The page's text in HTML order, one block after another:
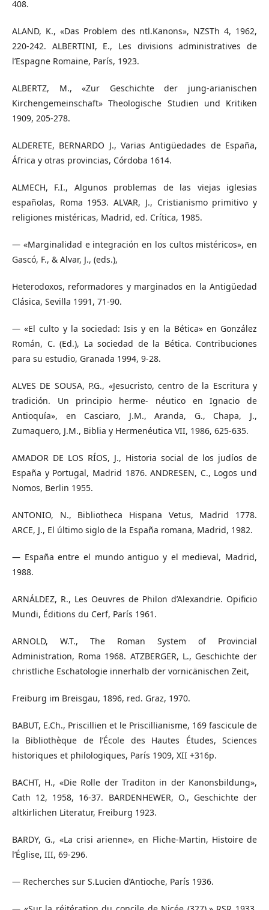
408.
ALAND, K., «Das Problem des ntl.Kanons», NZSTh 4, 1962,
220-242. ALBERTINI, E., Les divisions administratives de
l’Espagne Romaine, París, 1923.
ALBERTZ, M., «Zur Geschichte der jung-arianischen
Kirchengemeinschaft» Theologische Studien und Kritiken
1909, 205-278.
ALDERETE, BERNARDO J., Varias Antigüedades de España,
África y otras provincias, Córdoba 1614.
ALMECH, F.I., Algunos problemas de las viejas iglesias
españolas, Roma 1953. ALVAR, J., Cristianismo primitivo y
religiones mistéricas, Madrid, ed. Crítica, 1985.
— «Marginalidad e integración en los cultos mistéricos», en
Gascó, F., & Alvar, J., (eds.),
Heterodoxos, reformadores y marginados en la Antigüedad
Clásica, Sevilla 1991, 71-90.
— «El culto y la sociedad: Isis y en la Bética» en González
Román, C. (Ed.), La sociedad de la Bética. Contribuciones
para su estudio, Granada 1994, 9-28.
ALVES DE SOUSA, P.G., «Jesucristo, centro de la Escritura y
tradición. Un principio herme- néutico en Ignacio de
Antioquía», en Casciaro, J.M., Aranda, G., Chapa, J.,
Zumaquero, J.M., Biblia y Hermenéutica VII, 1986, 625-635.
AMADOR DE LOS RÍOS, J., Historia social de los judíos de
España y Portugal, Madrid 1876. ANDRESEN, C., Logos und
Nomos, Berlin 1955.
ANTONIO, N., Bibliotheca Hispana Vetus, Madrid 1778.
ARCE, J., El último siglo de la España romana, Madrid, 1982.
— España entre el mundo antiguo y el medieval, Madrid,
1988.
ARNÁLDEZ, R., Les Oeuvres de Philon d’Alexandrie. Opificio
Mundi, Éditions du Cerf, París 1961.
ARNOLD, W.T., The Roman System of Provincial
Administration, Roma 1968. ATZBERGER, L., Geschichte der
christliche Eschatologie innerhalb der vornicänischen Zeit,
Freiburg im Breisgau, 1896, red. Graz, 1970.
BABUT, E.Ch., Priscillien et le Priscillianisme, 169 fascicule de
la Bibliothèque de l’École des Hautes Études, Sciences
historiques et philologiques, París 1909, XII +316p.
BACHT, H., «Die Rolle der Traditon in der Kanonsbildung»,
Cath 12, 1958, 16-37. BARDENHEWER, O., Geschichte der
altkirlichen Literatur, Freiburg 1923.
BARDY, G., «La crisi arienne», en Fliche-Martin, Histoire de
l’Église, III, 69-296.
— Recherches sur S.Lucien d’Antioche, París 1936.